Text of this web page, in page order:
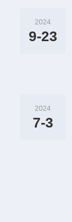
2024
9-23
2024
7-3